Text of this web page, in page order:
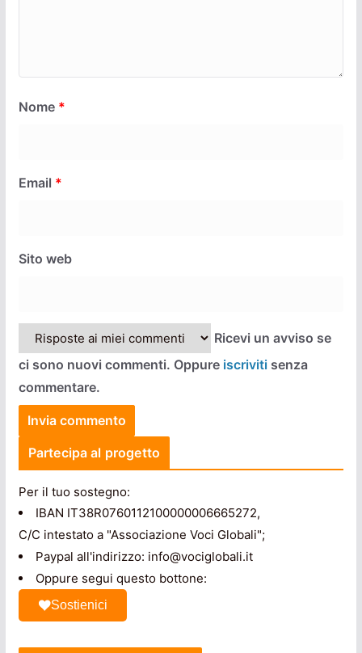
Nome *
Email *
Sito web
Ricevi un avviso se
ci sono nuovi commenti. Oppure iscrivitisenza
commentare.
Partecipa al progetto
Per il tuo sostegno:
IBAN IT38R0760112100000006665272,
C/C intestato a "Associazione Voci Globali";
Paypal all'indirizzo: info@vociglobali.it
Oppure segui questo bottone:
Sostienici